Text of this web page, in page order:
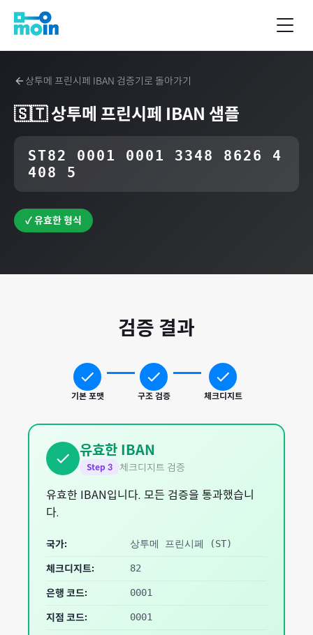
상투메 프린시페 IBAN 검증기로 돌아가기
🇸🇹 상투메 프린시페 IBAN 샘플
ST82 0001 0001 3348 8626 4
408 5
✓ 유효한 형식
검증 결과
기본 포맷 구조 검증 체크디지트
유효한 IBAN
Step 3 체크디지트 검증
유효한 IBAN입니다. 모든 검증을 통과했습니
다.
국가: 상투메 프린시페 (ST)
체크디지트: 82
은행 코드: 0001
지점 코드: 0001